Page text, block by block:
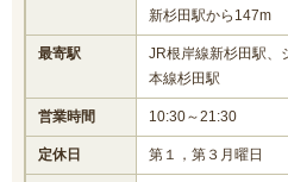
新杉田駅から147m
最寄駅
JR根岸線新杉田駅、
本線杉田駅
営業時間 10:30～21:30
定休日 第１，第３月曜日